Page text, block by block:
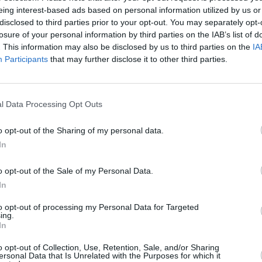
interest-based ads based on personal information utilized by us
to third parties prior to your opt-out. You may separately
of your personal information by third parties on the IAB’s list of
This information may also be disclosed by us to third parties on the
Participants that may further disclose it to other third parties.
Data Processing Opt Outs
opt-out of the Sharing of my personal data.
opt-out of the Sale of my Personal Data.
opt-out of processing my Personal Data for Targeted
opt-out of Collection, Use, Retention, Sale, and/or Sharing
Data that Is Unrelated with the Purposes for which it
(Ice
Vedėjai
Arai, Viktorija Vaičaitė ir
Tomas Ališauskas
16:00"Šaltojo karo
šnipai" (2) (k) (A Cold
War of Spies)
oro uostas" (6) (Ice
Discoveries)
Extreme Lives)
Sąmoningumo
21:00 "Šaltojo karo
Gintarė Gurevičiūtė
15:30KK2. N-7.
Infošou. Vedėjai Keite
Arai, Viktorija Vaičaitė ir
Tomas Ališauskas
Airport Alaska II)
Ocelot)
slenkstis